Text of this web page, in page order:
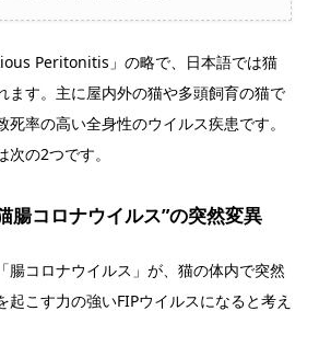
Peritonitis」の略で、日本語では猫
ます。主に屋内外の猫や多頭飼育の猫で
死率の高い全身性のウイルス疾患です。
の2つです。
腸コロナウイルス”の突然変異
腸コロナウイルス」が、猫の体内で突然
起こす力の強いFIPウイルスになると考え